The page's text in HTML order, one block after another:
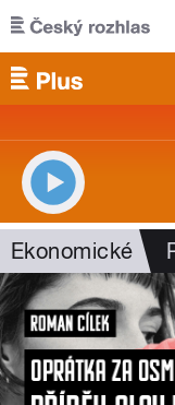
Přejít k hlavnímu
Ekonomické